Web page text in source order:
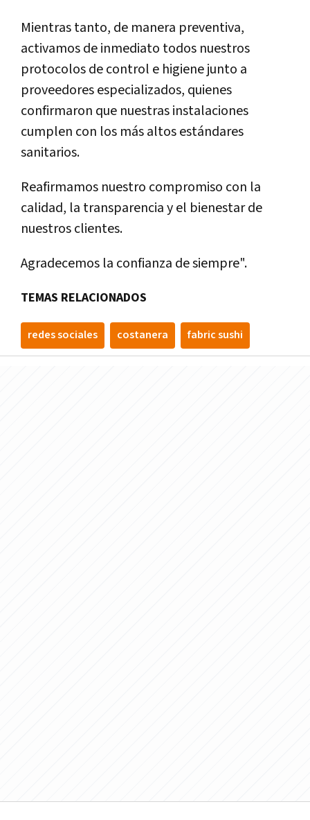
Mientras tanto, de manera preventiva,
activamos de inmediato todos nuestros
protocolos de control e higiene junto a
proveedores especializados, quienes
confirmaron que nuestras instalaciones
cumplen con los más altos estándares
sanitarios.
Reafirmamos nuestro compromiso con la
calidad, la transparencia y el bienestar de
nuestros clientes.
Agradecemos la confianza de siempre".
TEMAS RELACIONADOS
redes sociales costanera fabric sushi